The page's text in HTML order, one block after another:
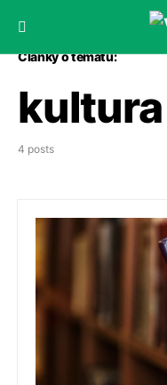
Články o tématu:
kultura
4 posts